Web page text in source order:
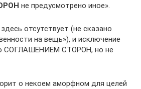
не предусмотрено иное».
отсутствует (не сказано
на вещь»), и исключение
СОГЛАШЕНИЕМ СТОРОН, но не
о некоем аморфном для целей